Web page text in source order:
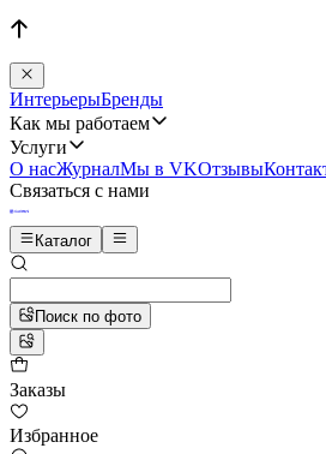
ИнтерьерыБренды
Как мы работаем
Услуги
О насЖурналМы в VKОтзывы
Связаться с нами
Каталог
Поиск по фото
Заказы
Избранное